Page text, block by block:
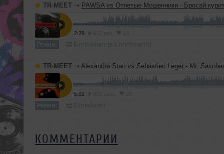
TR-MEET ➝ PAWSA vs Отпетые Мошенники - Бросай курить (TERMIT 'Dirty
2:29
Ремикс
TR-MEET ➝ Alexandra Stan vs Sebastien Leger - Mr. Saxobeat (TERMIT & Yuliana
5:01
Ремикс
КОММЕНТАРИИ